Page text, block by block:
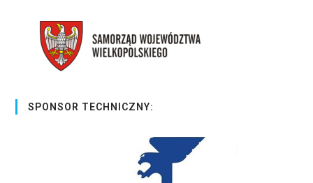
SPONSOR TECHNICZNY: